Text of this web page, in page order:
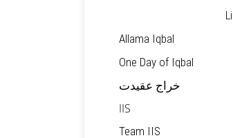
Allama Iqbal
One Day of Iqbal
خراج عقیدت
IIS
Team IIS